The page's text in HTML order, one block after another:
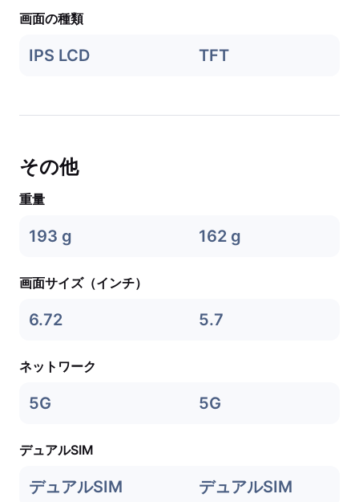
画面の種類
IPS LCD TFT
その他
重量
193 g 162 g
画面サイズ（インチ）
6.72 5.7
ネットワーク
5G 5G
デュアルSIM
デュアルSIM デュアルSIM